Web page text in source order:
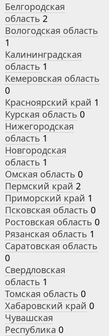
Белгородская
область 2
Вологодская область
1
Калининградская
область 1
Кемеровская область
0
Красноярский край 1
Курская область 0
Нижегородская
область 1
Новгородская
область 1
Омская область 0
Пермский край 2
Приморский край 1
Псковская область 0
Ростовская область 0
Рязанская область 1
Саратовская область
0
Свердловская
область 1
Томская область 0
Хабаровский край 0
Чувашская
Республика 0